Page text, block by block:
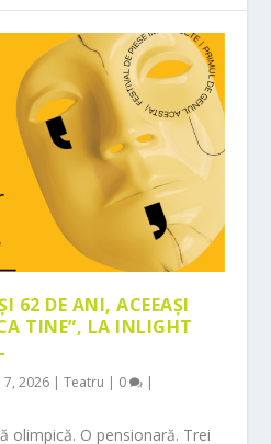
62 DE ANI, ACEEAȘI
TINE”, LA INLIGHT
7, 2026 |Teatru | 0 |
olimpică. O pensionară. Trei